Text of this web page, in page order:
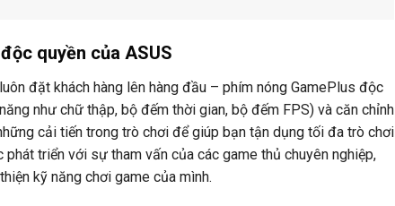
quyền của ASUS
đặt khách hàng lên hàng đầu – phím nóng GamePlus độc
như chữ thập, bộ đếm thời gian, bộ đếm FPS) và căn chỉnh
cải tiến trong trò chơi để giúp bạn tận dụng tối đa trò chơi
phát triển với sự tham vấn của các game thủ chuyên nghiệp,
kỹ năng chơi game của mình.